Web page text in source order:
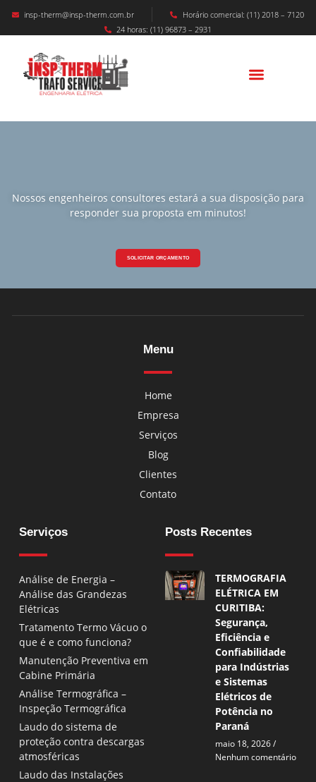
insp-therm@insp-therm.com.br
Horário comercial: (11) 2018 – 7120
24 horas: (11) 96873 – 2931
Nossos engenheiros consultores estará a sua disposição para
responder sua proposta em minutos!
SOLICITAR ORÇAMENTO
Menu
Home
Empresa
Serviços
Blog
Clientes
Contato
Serviços
Análise de Energia –
Análise das Grandezas
Elétricas
Tratamento Termo Vácuo o
que é e como funciona?
Manutenção Preventiva em
Cabine Primária
Análise Termográfica –
Inspeção Termográfica
Laudo do sistema de
proteção contra descargas
atmosféricas
Laudo das Instalações
Posts Recentes
TERMOGRAFIA
ELÉTRICA EM
CURITIBA:
Segurança,
Eficiência e
Confiabilidade
para Indústrias
e Sistemas
Elétricos de
Potência no
Paraná
maio 18, 2026
Nenhum comentário